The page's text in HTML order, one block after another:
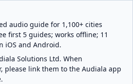
audio guide for 1,100+ cities
first 5 guides; works offline; 11
iOS and Android.
Solutions Ltd. When
please link them to the Audiala app